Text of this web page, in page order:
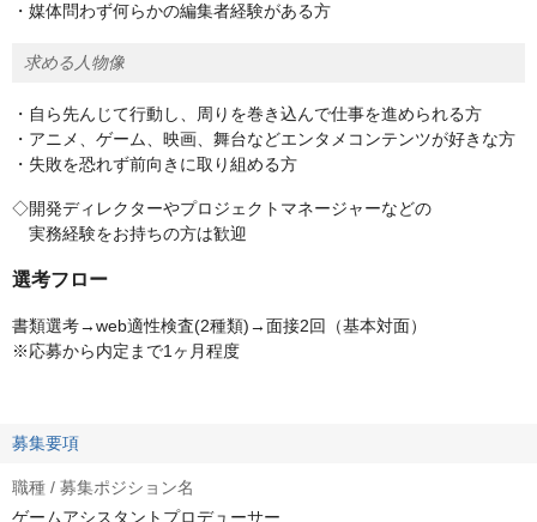
・媒体問わず何らかの編集者経験がある方
求める人物像
・自ら先んじて行動し、周りを巻き込んで仕事を進められる方
・アニメ、ゲーム、映画、舞台などエンタメコンテンツが好きな方
・失敗を恐れず前向きに取り組める方
◇開発ディレクターやプロジェクトマネージャーなどの
実務経験をお持ちの方は歓迎
選考フロー
書類選考→web適性検査(2種類)→面接2回（基本対面）
※応募から内定まで1ヶ月程度
募集要項
職種 / 募集ポジション名
ゲームアシスタントプロデューサー